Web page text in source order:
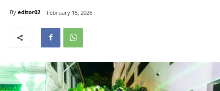
By editor02 February 15, 2026